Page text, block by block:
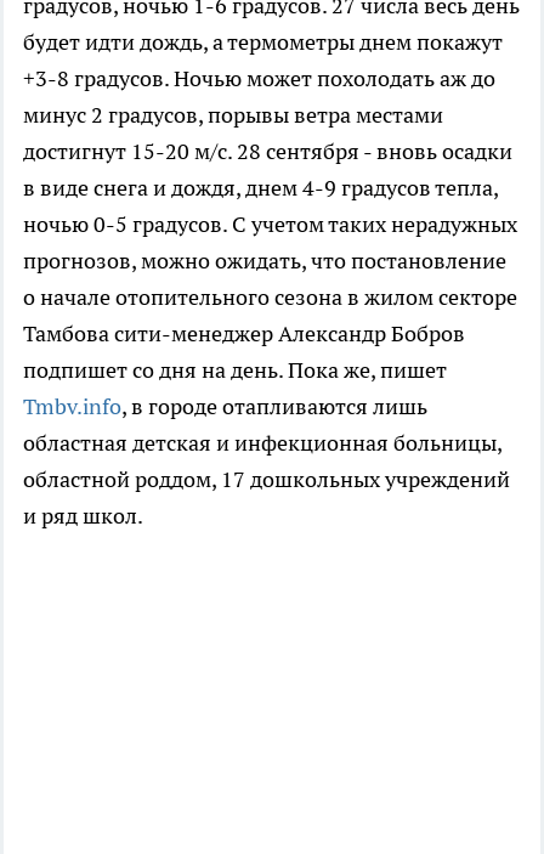
будет идти дождь, а термометры днем покажут
+3-8 градусов. Ночью может похолодать аж до
минус 2 градусов, порывы ветра местами
достигнут 15-20 м/с. 28 сентября - вновь осадки
в виде снега и дождя, днем 4-9 градусов тепла,
ночью 0-5 градусов. С учетом таких нерадужных
прогнозов, можно ожидать, что постановление
о начале отопительного сезона в жилом секторе
Тамбова сити-менеджер Александр Бобров
подпишет со дня на день. Пока же, пишет
Tmbv.info, в городе отапливаются лишь
областная детская и инфекционная больницы,
областной роддом, 17 дошкольных учреждений
и ряд школ.